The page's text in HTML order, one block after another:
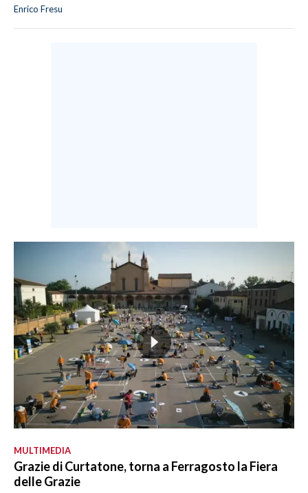
Enrico Fresu
MULTIMEDIA
Grazie di Curtatone, torna a Ferragosto la Fiera
delle Grazie